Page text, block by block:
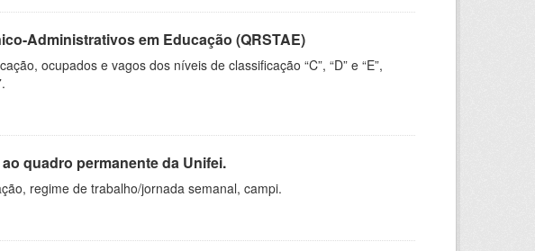
Administrativos em Educação (QRSTAE)
ocupados e vagos dos níveis de classificação “C”, “D” e “E”,
quadro permanente da Unifei.
regime de trabalho/jornada semanal, campi.